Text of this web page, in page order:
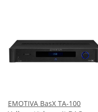
EMOTIVA BasX TA-100